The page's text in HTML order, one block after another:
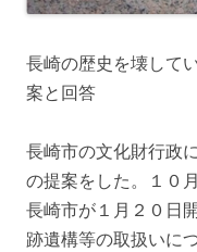
長崎の歴史を壊し
案と回答
長崎市の文化財行政
の提案をした。１０
長崎市が１月２０日
跡遺構等の取扱いに